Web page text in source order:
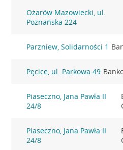
Ożarów Mazowiecki, ul.
Poznańska 224
Parzniew, Solidarności 1
Pęcice, ul. Parkowa 49
Piaseczno, Jana Pawła II
24/8
Piaseczno, Jana Pawła II
24/8